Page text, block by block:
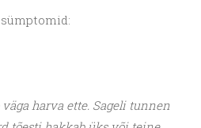
väga harva ette. Sageli tunnen